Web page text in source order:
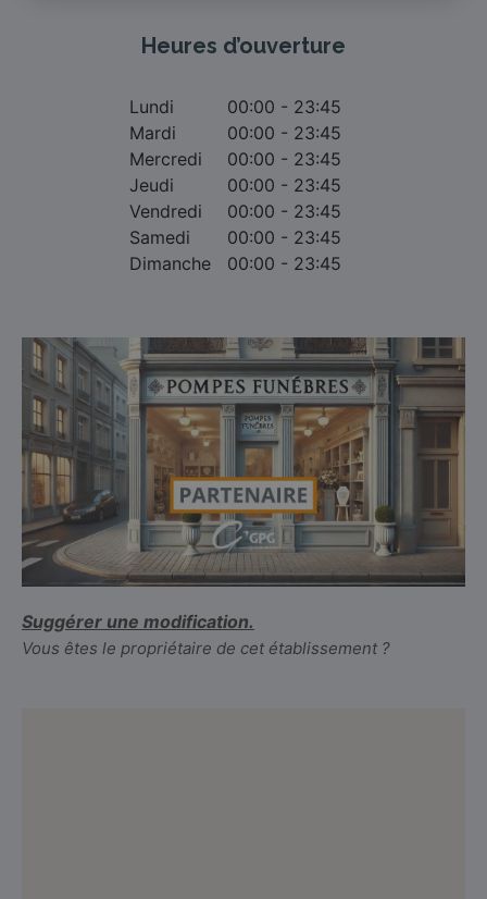
Heures d’ouverture
Lundi
00:00 - 23:45
Mardi
00:00 - 23:45
Mercredi
00:00 - 23:45
Jeudi
00:00 - 23:45
Vendredi
00:00 - 23:45
Samedi
00:00 - 23:45
Dimanche
00:00 - 23:45
Suggérer une modification.
Vous êtes le propriétaire de cet établissement ?